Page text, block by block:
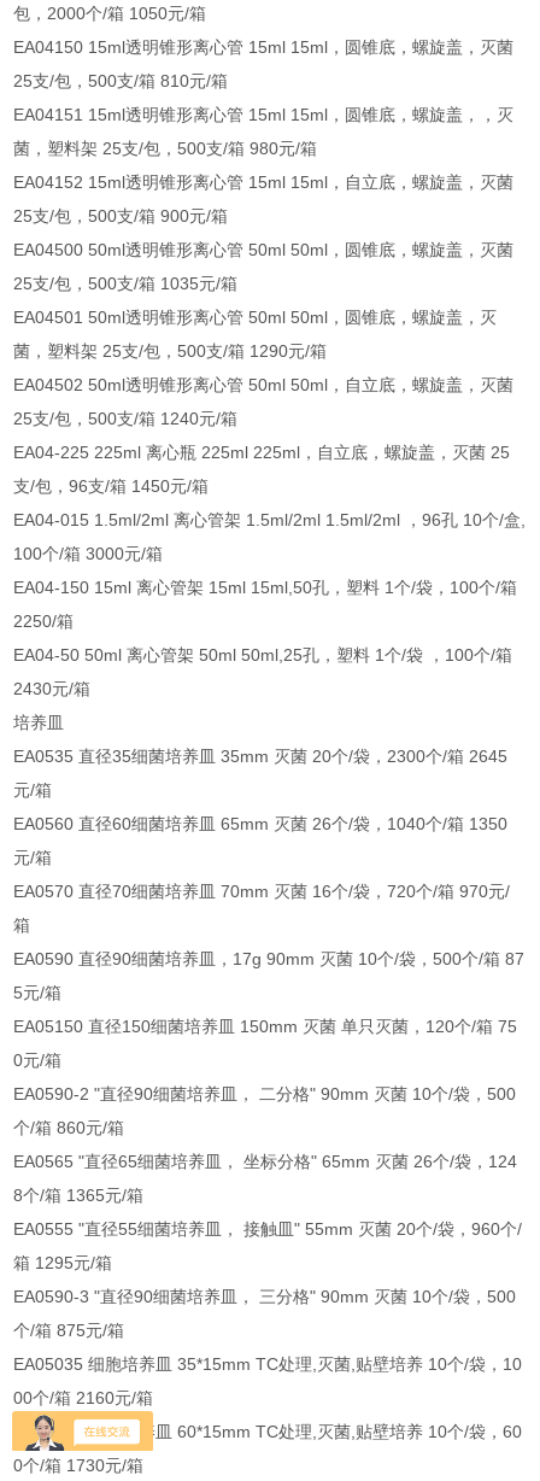
包，2000个/箱 1050元/箱
EA04150 15ml透明锥形离心管 15ml 15ml，圆锥底，螺旋盖，灭菌
25支/包，500支/箱 810元/箱
EA04151 15ml透明锥形离心管 15ml 15ml，圆锥底，螺旋盖，，灭
菌，塑料架 25支/包，500支/箱 980元/箱
EA04152 15ml透明锥形离心管 15ml 15ml，自立底，螺旋盖，灭菌
25支/包，500支/箱 900元/箱
EA04500 50ml透明锥形离心管 50ml 50ml，圆锥底，螺旋盖，灭菌
25支/包，500支/箱 1035元/箱
EA04501 50ml透明锥形离心管 50ml 50ml，圆锥底，螺旋盖，灭
菌，塑料架 25支/包，500支/箱 1290元/箱
EA04502 50ml透明锥形离心管 50ml 50ml，自立底，螺旋盖，灭菌
25支/包，500支/箱 1240元/箱
EA04-225 225ml 离心瓶 225ml 225ml，自立底，螺旋盖，灭菌 25
支/包，96支/箱 1450元/箱
EA04-015 1.5ml/2ml 离心管架 1.5ml/2ml 1.5ml/2ml ，96孔 10个/盒,
100个/箱 3000元/箱
EA04-150 15ml 离心管架 15ml 15ml,50孔，塑料 1个/袋，100个/箱
2250/箱
EA04-50 50ml 离心管架 50ml 50ml,25孔，塑料 1个/袋 ，100个/箱
2430元/箱
培养皿
EA0535 直径35细菌培养皿 35mm 灭菌 20个/袋，2300个/箱 2645
元/箱
EA0560 直径60细菌培养皿 65mm 灭菌 26个/袋，1040个/箱 1350
元/箱
EA0570 直径70细菌培养皿 70mm 灭菌 16个/袋，720个/箱 970元/
箱
EA0590 直径90细菌培养皿，17g 90mm 灭菌 10个/袋，500个/箱 87
5元/箱
EA05150 直径150细菌培养皿 150mm 灭菌 单只灭菌，120个/箱 75
0元/箱
EA0590-2 "直径90细菌培养皿， 二分格" 90mm 灭菌 10个/袋，500
个/箱 860元/箱
EA0565 "直径65细菌培养皿， 坐标分格" 65mm 灭菌 26个/袋，124
8个/箱 1365元/箱
EA0555 "直径55细菌培养皿， 接触皿" 55mm 灭菌 20个/袋，960个/
箱 1295元/箱
EA0590-3 "直径90细菌培养皿， 三分格" 90mm 灭菌 10个/袋，500
个/箱 875元/箱
EA05035 细胞培养皿 35*15mm TC处理,灭菌,贴壁培养 10个/袋，10
00个/箱 2160元/箱
EA05060 细胞培养皿 60*15mm TC处理,灭菌,贴壁培养 10个/袋，60
0个/箱 1730元/箱